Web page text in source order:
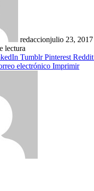
redaccionjulio 23, 2017
lectura
Tumblr Pinterest Reddit
electrónico Imprimir